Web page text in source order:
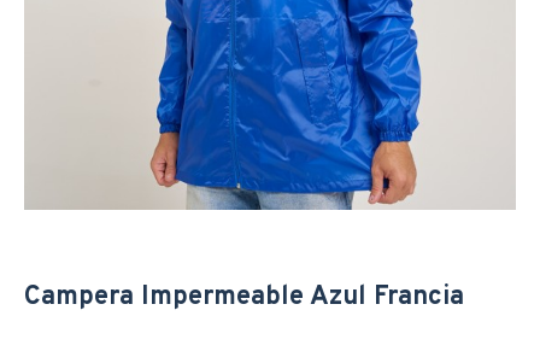
Campera Impermeable Azul Francia